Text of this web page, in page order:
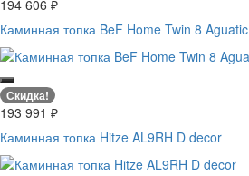
194 606 ₽
Каминная топка BeF Home Twin 8 Aguatic
Скидка!
193 991 ₽
Каминная топка Hitze AL9RH D decor